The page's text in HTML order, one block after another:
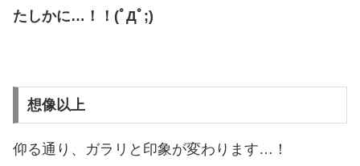
たしかに…！！(ﾟДﾟ;)
想像以上
仰る通り、ガラリと印象が変わります…！